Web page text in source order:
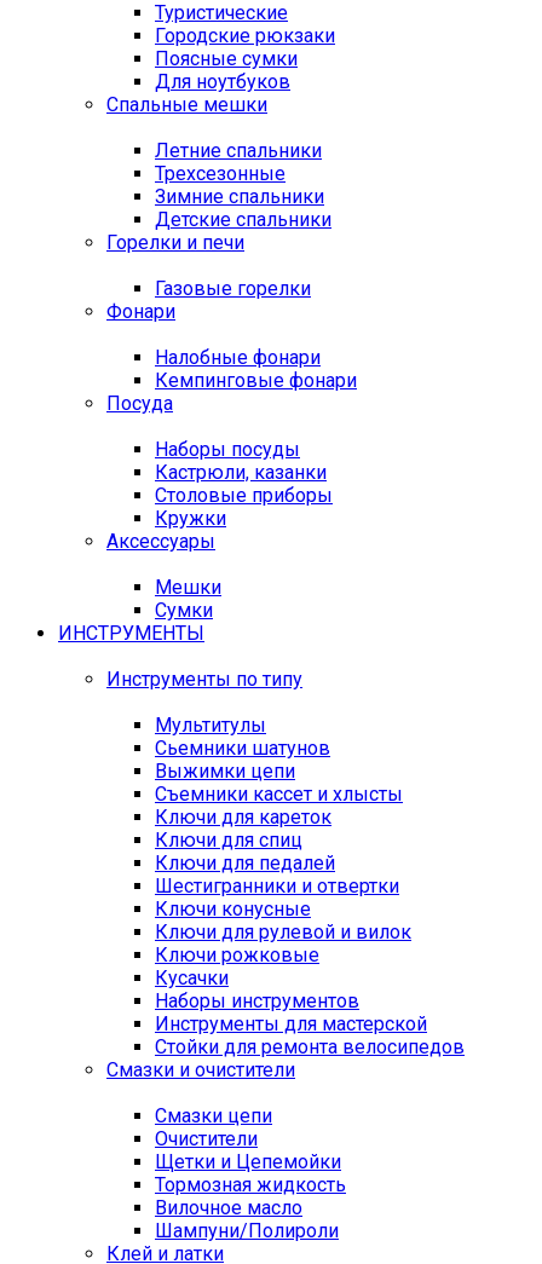
Туристические
Городские рюкзаки
Поясные сумки
Для ноутбуков
Спальные мешки
Летние спальники
Трехсезонные
Зимние спальники
Детские спальники
Горелки и печи
Газовые горелки
Фонари
Налобные фонари
Кемпинговые фонари
Посуда
Наборы посуды
Кастрюли, казанки
Столовые приборы
Кружки
Аксессуары
Мешки
Сумки
ИНСТРУМЕНТЫ
Инструменты по типу
Мультитулы
Сьемники шатунов
Выжимки цепи
Съемники кассет и хлысты
Ключи для кареток
Ключи для спиц
Ключи для педалей
Шестигранники и отвертки
Ключи конусные
Ключи для рулевой и вилок
Ключи рожковые
Кусачки
Наборы инструментов
Инструменты для мастерской
Стойки для ремонта велосипедов
Смазки и очистители
Смазки цепи
Очистители
Щетки и Цепемойки
Тормозная жидкость
Вилочное масло
Шампуни/Полироли
Клей и латки